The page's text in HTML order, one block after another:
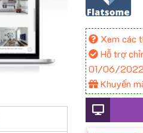
Xem các
Hỗ trợ
01/06/
Khuyến